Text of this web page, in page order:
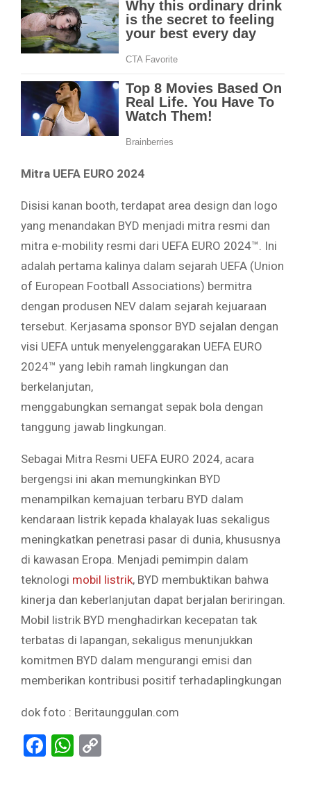
Mitra UEFA EURO 2024
Disisi kanan booth, terdapat area design dan logo
yang menandakan BYD menjadi mitra resmi dan
mitra e-mobility resmi dari UEFA EURO 2024™. Ini
adalah pertama kalinya dalam sejarah UEFA (Union
of European Football Associations) bermitra
dengan produsen NEV dalam sejarah kejuaraan
tersebut. Kerjasama sponsor BYD sejalan dengan
visi UEFA untuk menyelenggarakan UEFA EURO
2024™ yang lebih ramah lingkungan dan
berkelanjutan,
menggabungkan semangat sepak bola dengan
tanggung jawab lingkungan.
Sebagai Mitra Resmi UEFA EURO 2024, acara
bergengsi ini akan memungkinkan BYD
menampilkan kemajuan terbaru BYD dalam
kendaraan listrik kepada khalayak luas sekaligus
meningkatkan penetrasi pasar di dunia, khususnya
di kawasan Eropa. Menjadi pemimpin dalam
teknologi mobil listrik, BYD membuktikan bahwa
kinerja dan keberlanjutan dapat berjalan beriringan.
Mobil listrik BYD menghadirkan kecepatan tak
terbatas di lapangan, sekaligus menunjukkan
komitmen BYD dalam mengurangi emisi dan
memberikan kontribusi positif terhadaplingkungan
dok foto : Beritaunggulan.com
Facebook
WhatsApp